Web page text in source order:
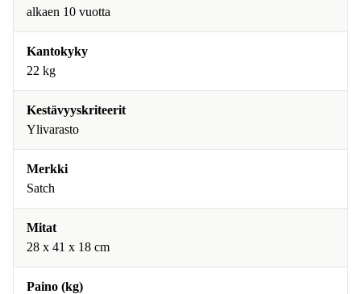
alkaen 10 vuotta
Kantokyky
22 kg
Kestävyyskriteerit
Ylivarasto
Merkki
Satch
Mitat
28 x 41 x 18 cm
Paino (kg)